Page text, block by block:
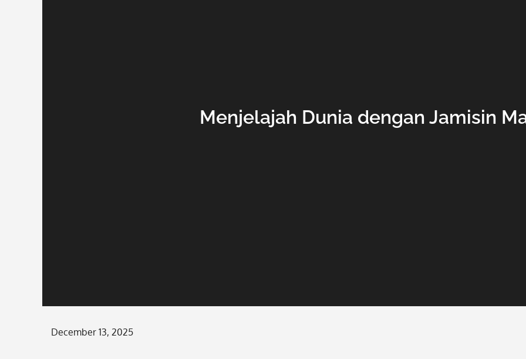
Menjelajah Dunia dengan Jamisin
Posted
December 13, 2025